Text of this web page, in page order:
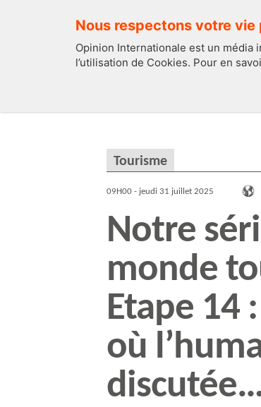
Nous respectons votre vie
Opinion Internationale est un média
l’utilisation de Cookies. Pour en
Tourisme
09H00 - jeudi 31 juillet 2025
Notre
monde
Etape 14
où